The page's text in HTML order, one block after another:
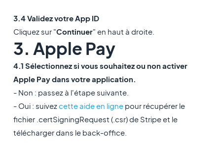
3.4 Validez votre App ID
Cliquez sur "Continuer" en haut à droite.
3. Apple Pay
4.1 Sélectionnez si vous souhaitez ou non activer
Apple Pay dans votre application.
- Non : passez à l'étape suivante.
- Oui : suivezcette aide en lignepour récupérer le
fichier .certSigningRequest (.csr) de Stripe et le
télécharger dans le back-office.